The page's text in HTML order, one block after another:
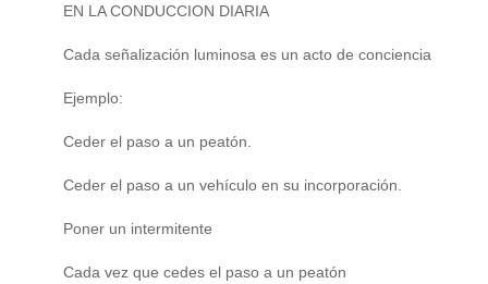
EN LA CONDUCCION DIARIA
Cada señalización luminosa es un acto de conciencia
Ejemplo:
Ceder el paso a un peatón.
Ceder el paso a un vehículo en su incorporación.
Poner un intermitente
Cada vez que cedes el paso a un peatón